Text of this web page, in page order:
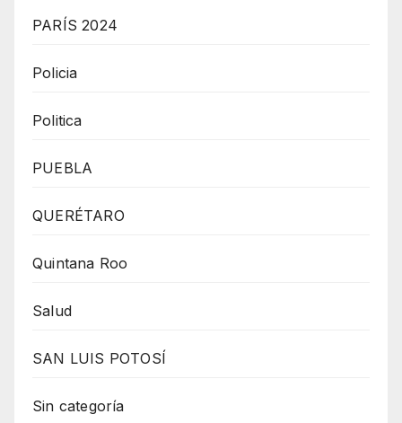
PARÍS 2024
Policia
Politica
PUEBLA
QUERÉTARO
Quintana Roo
Salud
SAN LUIS POTOSÍ
Sin categoría